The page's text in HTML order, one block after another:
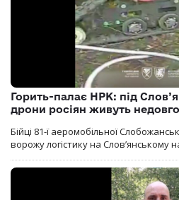
Горить-палає НРК: під
дрони росіян живуть недовго
Бійці 81-ї аеромобільної
ворожу логістику на Словʼянському